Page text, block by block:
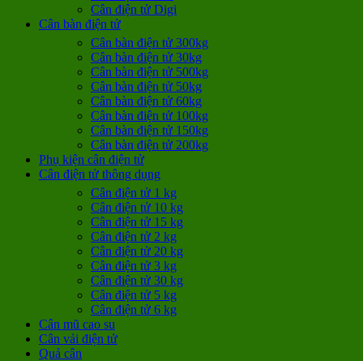
Cân điện tử Digi
Cân bàn điện tử
Cân bàn điện tử 300kg
Cân bàn điện tử 30kg
Cân bàn điện tử 500kg
Cân bàn điện tử 50kg
Cân bàn điện tử 60kg
Cân bàn điện tử 100kg
Cân bàn điện tử 150kg
Cân bàn điện tử 200kg
Phụ kiện cân điện tử
Cân điện tử thông dụng
Cân điện tử 1 kg
Cân điện tử 10 kg
Cân điện tử 15 kg
Cân điện tử 2 kg
Cân điện tử 20 kg
Cân điện tử 3 kg
Cân điện tử 30 kg
Cân điện tử 5 kg
Cân điện tử 6 kg
Cân mũ cao su
Cân vải điện tử
Quả cân